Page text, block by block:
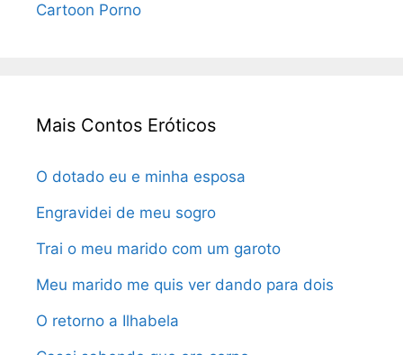
Cartoon Porno
Mais Contos Eróticos
O dotado eu e minha esposa
Engravidei de meu sogro
Trai o meu marido com um garoto
Meu marido me quis ver dando para dois
O retorno a Ilhabela